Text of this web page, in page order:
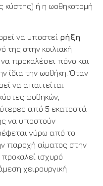
κύστης) ή η ωοθηκοτομή
να υποστεί ρήξη
της στην κοιλιακή
προκαλέσει πόνο και
ίδια την ωοθήκη. Όταν
να απαιτείται
ωοθηκών,
από 5 εκατοστά
να υποστούν
γύρω από το
παροχή αίματος στην
ισχυρό
χειρουργική